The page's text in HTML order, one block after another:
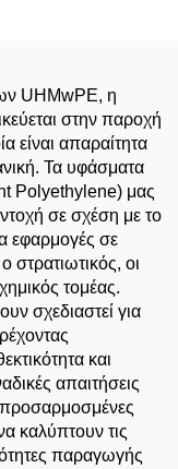
UHMwPE, η
στην παροχή
απαραίτητα
Τα υφάσματα
Polyethylene) μας
σε σχέση με το
εφαρμογές σε
στρατιωτικός, οι
τομέας.
σχεδιαστεί για
και
απαιτήσεις
καλύπτουν τις
παραγωγής